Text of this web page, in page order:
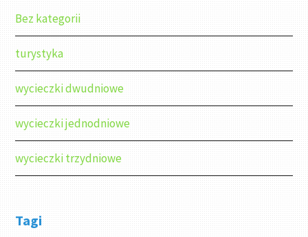
Bez kategorii
turystyka
wycieczki dwudniowe
wycieczki jednodniowe
wycieczki trzydniowe
Tagi